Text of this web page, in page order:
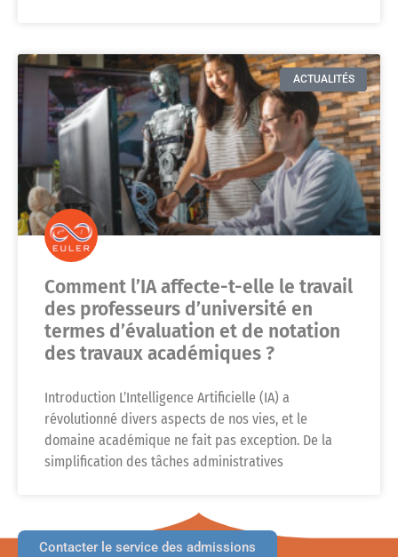
ACTUALITÉS
Comment l’IA affecte-t-elle le travail
des professeurs d’université en
termes d’évaluation et de notation
des travaux académiques ?
Introduction L’Intelligence Artificielle (IA) a
révolutionné divers aspects de nos vies, et le
domaine académique ne fait pas exception. De la
simplification des tâches administratives
Contacter le service des admissions